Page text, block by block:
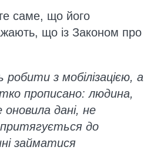
саме, що його
що із Законом про
з мобілізацією, а
прописано: людина,
дані, не
до
займатися